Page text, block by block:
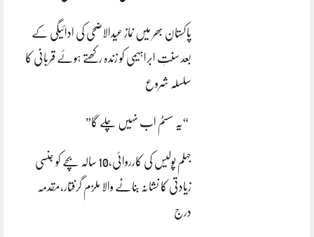
پاکستان بھر میں نمازِ عیدالاضحی کی ادائیگی کے
بعد سنتِ ابراہیمی کو زندہ رکھتے ہوئے قربانی کا
سلسلہ شروع
“یہ سسٹم اب نہیں چلے گا”
جہلم پولیس کی کارروائی،10 سالہ بچے کو جنسی
زیادتی کا نشانہ بنانے والا ملزم گرفتار،مقدمہ
درج